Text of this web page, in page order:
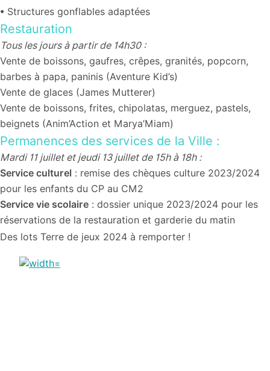
• Structures gonflables adaptées
Restauration
Tous les jours à partir de 14h30 :
Vente de boissons, gaufres, crêpes, granités, popcorn,
barbes à papa, paninis (Aventure Kid’s)
Vente de glaces (James Mutterer)
Vente de boissons, frites, chipolatas, merguez, pastels,
beignets (Anim’Action et Marya’Miam)
Permanences des services de la Ville :
Mardi 11 juillet et jeudi 13 juillet de 15h à 18h :
Service culturel : remise des chèques culture 2023/2024
pour les enfants du CP au CM2
Service vie scolaire : dossier unique 2023/2024 pour les
réservations de la restauration et garderie du matin
Des lots Terre de jeux 2024 à remporter !